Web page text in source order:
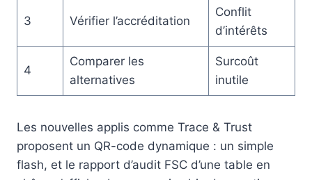
3 Vérifier l’accréditation
Conflit
d’intérêts
4
Comparer les
alternatives
Surcoût
inutile
Les nouvelles applis comme Trace & Trust
proposent un QR-code dynamique : un simple
flash, et le rapport d’audit FSC d’une table en